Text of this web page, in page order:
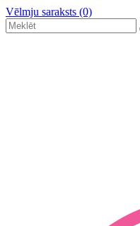
Vēlmju saraksts (0)